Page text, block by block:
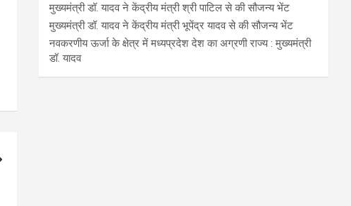
मुख्यमंत्री डॉ. यादव ने केंद्रीय मंत्री श्री पाटिल से की सौजन्य भेंट
मुख्यमंत्री डॉ. यादव ने केंद्रीय मंत्री भूपेंद्र यादव से की सौजन्य भेंट
नवकरणीय ऊर्जा के क्षेत्र में मध्यप्रदेश देश का अग्रणी राज्य : मुख्यमंत्री
डॉ. यादव